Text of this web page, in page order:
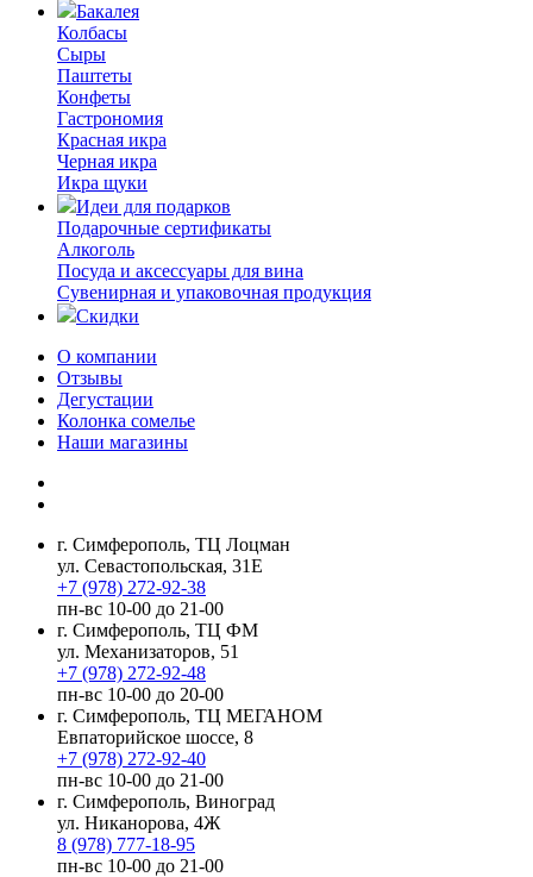
Бакалея
Колбасы
Сыры
Паштеты
Конфеты
Гастрономия
Красная икра
Черная икра
Икра щуки
Идеи для подарков
Подарочные сертификаты
Алкоголь
Посуда и аксессуары для вина
Сувенирная и упаковочная продукция
Скидки
О компании
Отзывы
Дегустации
Колонка сомелье
Наши магазины
г. Симферополь, ТЦ Лоцман
ул. Севастопольская, 31Е
+7 (978) 272-92-38
пн-вс 10-00 до 21-00
г. Симферополь, ТЦ ФМ
ул. Механизаторов, 51
+7 (978) 272-92-48
пн-вс 10-00 до 20-00
г. Симферополь, ТЦ МЕГАНОМ
Евпаторийское шоссе, 8
+7 (978) 272-92-40
пн-вс 10-00 до 21-00
г. Симферополь, Виноград
ул. Никанорова, 4Ж
8 (978) 777-18-95
пн-вс 10-00 до 21-00